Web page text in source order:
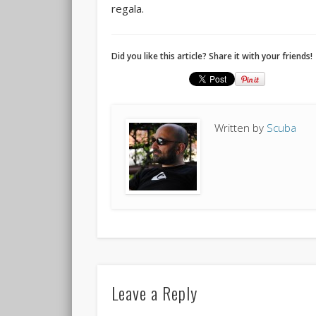
regala.
Did you like this article? Share it with your friends!
Written by Scuba
Leave a Reply